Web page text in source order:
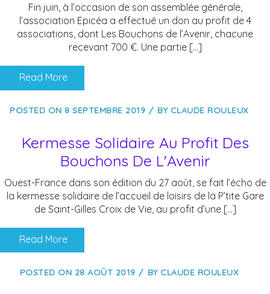
Fin juin, à l’occasion de son assemblée générale,
l’association Epicéa a effectué un don au profit de 4
associations, dont Les Bouchons de l’Avenir, chacune
recevant 700 €. Une partie […]
Read More
POSTED ON 8 SEPTEMBRE 2019 BY CLAUDE ROULEUX
Kermesse Solidaire Au Profit Des
Bouchons De L'Avenir
Ouest-France dans son édition du 27 août, se fait l’écho de
la kermesse solidaire de l’accueil de loisirs de la P’tite Gare
de Saint-Gilles Croix de Vie, au profit d’une […]
Read More
POSTED ON 28 AOÛT 2019 BY CLAUDE ROULEUX